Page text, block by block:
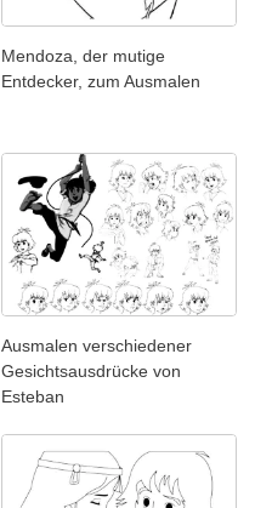
Mendoza, der mutige
Entdecker, zum Ausmalen
Ausmalen verschiedener
Gesichtsausdrücke von
Esteban